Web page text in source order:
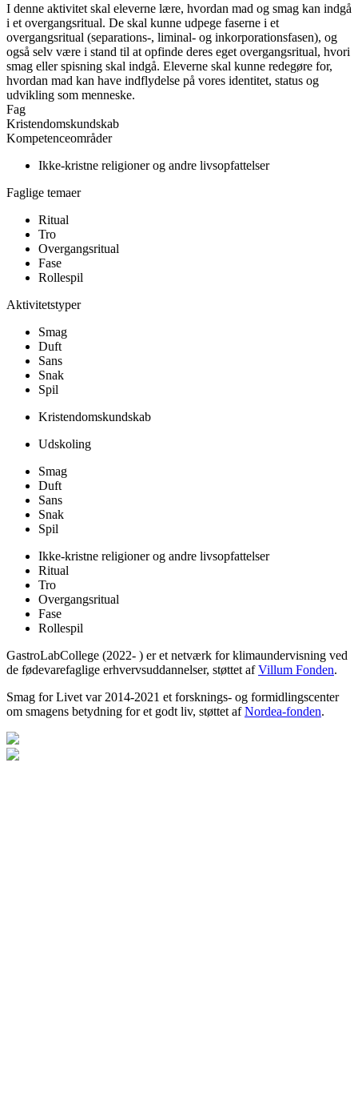
I denne aktivitet skal eleverne lære, hvordan mad og smag kan indgå
i et overgangsritual. De skal kunne udpege faserne i et
overgangsritual (separations-, liminal- og inkorporationsfasen), og
også selv være i stand til at opfinde deres eget overgangsritual, hvori
smag eller spisning skal indgå. Eleverne skal kunne redegøre for,
hvordan mad kan have indflydelse på vores identitet, status og
udvikling som menneske.
Fag
Kristendomskundskab
Kompetenceområder
Ikke-kristne religioner og andre livsopfattelser
Faglige temaer
Ritual
Tro
Overgangsritual
Fase
Rollespil
Aktivitetstyper
Smag
Duft
Sans
Snak
Spil
Kristendomskundskab
Udskoling
Smag
Duft
Sans
Snak
Spil
Ikke-kristne religioner og andre livsopfattelser
Ritual
Tro
Overgangsritual
Fase
Rollespil
GastroLabCollege (2022- ) er et netværk for klimaundervisning ved
de fødevarefaglige erhvervsuddannelser, støttet afVillum Fonden.
Smag for Livet var 2014-2021 et forsknings- og formidlingscenter
om smagens betydning for et godt liv, støttet afNordea-fonden.